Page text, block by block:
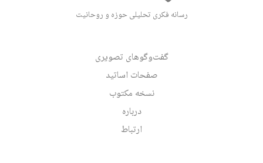
رسانه فکری تحلیلی حوزه و روحانیت
گفت‌وگوهای تصویری
صفحات اساتید
نسخه مکتوب
درباره
ارتباط